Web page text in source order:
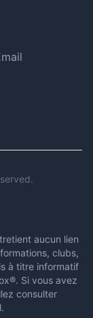
aucun lien
clubs,
à titre informatif
Si vous avez
consulter